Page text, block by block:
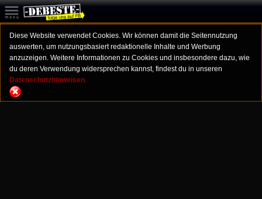
Diese Website verwendet Cookies. Wir können damit die Seitennutzung
auswerten, um nutzungsbasiert redaktionelle Inhalte und Werbung
anzuzeigen. Weitere Informationen zu Cookies und insbesondere dazu, wie
du deren Verwendung widersprechen kannst, findest du in unseren
Datenschutzhinweisen.